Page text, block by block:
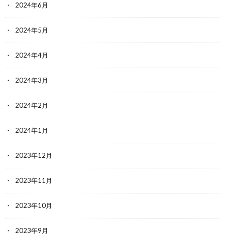
2024年6月
2024年5月
2024年4月
2024年3月
2024年2月
2024年1月
2023年12月
2023年11月
2023年10月
2023年9月